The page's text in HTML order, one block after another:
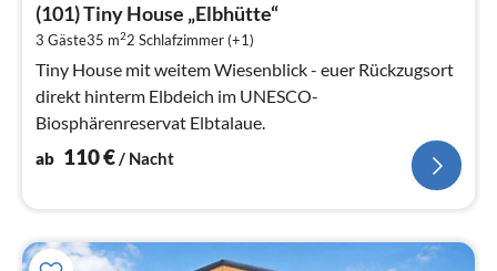
(101) Tiny House „Elbhütte“
3 Gäste35 m22 Schlafzimmer (+1)
Tiny House mit weitem Wiesenblick - euer Rückzugsort
direkt hinterm Elbdeich im UNESCO-
Biosphärenreservat Elbtalaue.
ab 110€/ Nacht